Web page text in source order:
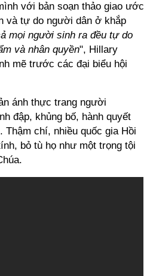
với bản soạn thảo giao ước
và tự do người dân ở khắp
mọi người sinh ra đều tự do
và nhân quyền", Hillary
mẽ trước các đại biểu hội
ánh thực trang người
đập, khủng bố, hành quyết
Thậm chí, nhiều quốc gia Hồi
bỏ tù họ như một trọng tội